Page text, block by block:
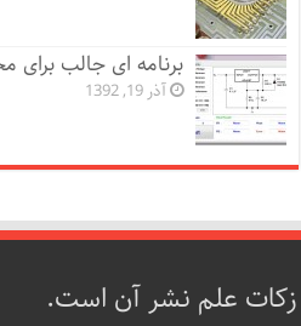
برنامه ای جالب برای
آذر 19, 1392
زکات علم نشر آن است.